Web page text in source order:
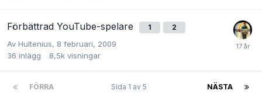
Förbättrad YouTube-spelare 1 2
Av Hultenius, 8 februari, 2009
36 inlägg 8,5k visningar
FÖRRA NÄSTA
Sida 1 av 5